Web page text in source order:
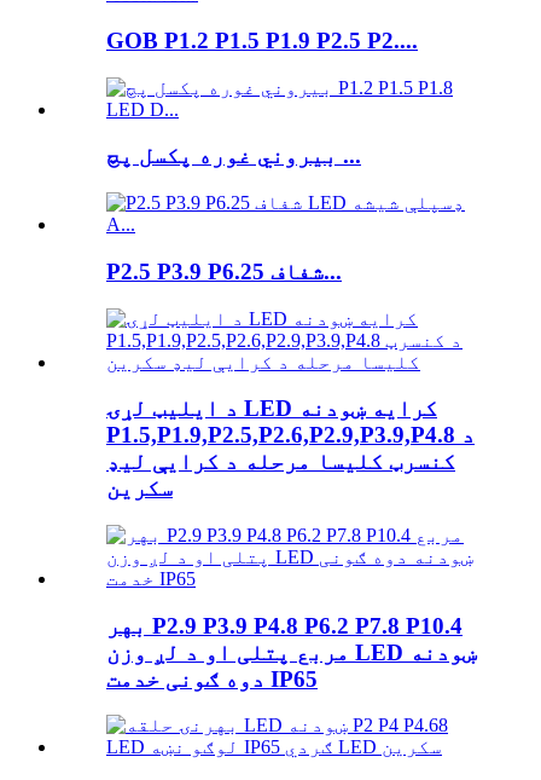
GOB P1.2 P1.5 P1.9 P2.5 P2....
بیروني غوره پکسل پچ ...
P2.5 P3.9 P6.25 شفاف...
د ایلیټ لړۍ LED کرایه ښودنه
P1.5,P1.9,P2.5,P2.6,P2.9,P3.9,P4.8 د
کنسرټ کلیسا مرحله د کرایې لیډ
سکرین
بهر P2.9 P3.9 P4.8 P6.2 P7.8 P10.4
مربع پتلی او د لږ وزن LED ښودنه
دوه ګونی خدمت IP65